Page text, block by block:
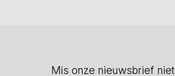
Mis onze nieuwsbrief niet